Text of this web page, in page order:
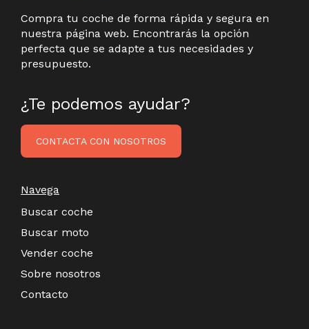
Compra tu coche de forma rápida y segura en
nuestra página web. Encontrarás la opción
perfecta que se adapte a tus necesidades y
presupuesto.
¿Te podemos ayudar?
CONTACTA CON NOSOTROS
Navega
Buscar coche
Buscar moto
Vender coche
Sobre nosotros
Contacto